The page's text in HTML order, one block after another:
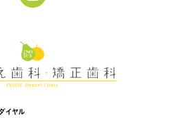
イヤル